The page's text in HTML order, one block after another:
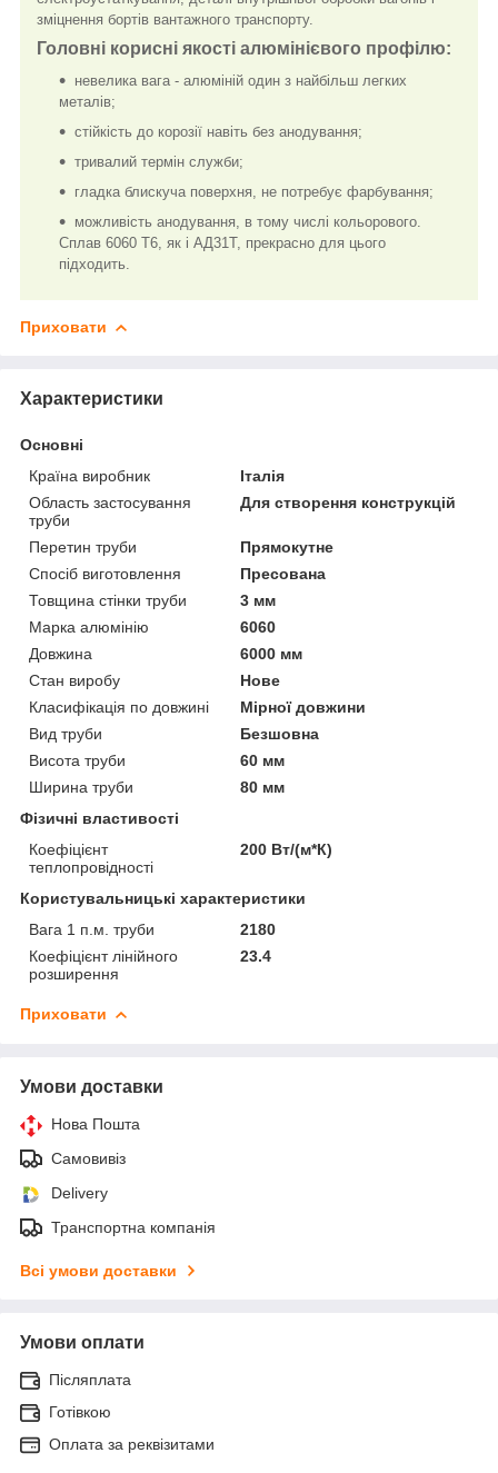
зміцнення бортів вантажного транспорту.
Головні корисні якості алюмінієвого профілю:
невелика вага - алюміній один з найбільш легких
металів;
стійкість до корозії навіть без анодування;
тривалий термін служби;
гладка блискуча поверхня, не потребує фарбування;
можливість анодування, в тому числі кольорового.
Сплав 6060 Т6, як і АД31Т, прекрасно для цього
підходить.
Приховати
Характеристики
Основні
Країна виробник
Італія
Область застосування
труби
Для створення конструкцій
Перетин труби
Прямокутне
Спосіб виготовлення
Пресована
Товщина стінки труби
3 мм
Марка алюмінію
6060
Довжина
6000 мм
Стан виробу
Нове
Класифікація по довжині
Мірної довжини
Вид труби
Безшовна
Висота труби
60 мм
Ширина труби
80 мм
Фізичні властивості
Коефіцієнт
теплопровідності
200 Вт/(м*К)
Користувальницькі характеристики
Вага 1 п.м. труби
2180
Коефіцієнт лінійного
розширення
23.4
Приховати
Умови доставки
Нова Пошта
Самовивіз
Delivery
Транспортна компанія
Всі умови доставки
Умови оплати
Післяплата
Готівкою
Оплата за реквізитами